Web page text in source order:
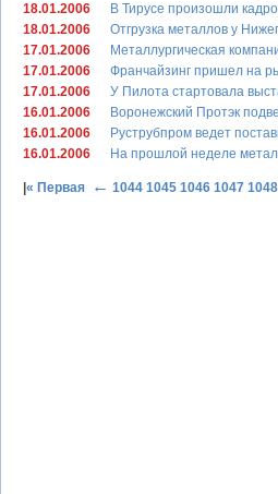
18.01.2006
В Тирусе произошли
18.01.2006
Отгрузка металлов у
17.01.2006
Металлургическая
17.01.2006
Франчайзинг пришел на
17.01.2006
У Пилота стартовала
16.01.2006
Воронежский Протэк
16.01.2006
Руструбпром ведет
16.01.2006
На прошлой неделе
« Первая ← 1044 1045 1046 1047 1048